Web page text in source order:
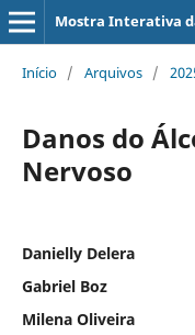
Início / Arquivos /
Danos do
Nervoso
Danielly Delera
Gabriel Boz
Milena Oliveira